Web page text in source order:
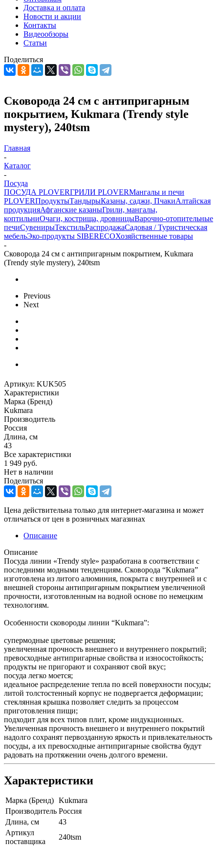
Доставка и оплата
Новости и акции
Контакты
Видеообзоры
Статьи
Поделиться
Сковорода 24 см с антипригарным
покрытием, Kukmara (Trendy style
mystery), 240tsm
Главная
-
Каталог
-
Посуда
ПОСУДА PLOVERГРИЛИ PLOVERМангалы и печи
PLOVERПродуктыТандырыКазаны, саджи, ПчакиАлтайская
продукцияАфганские казаныГрили, мангалы,
коптильниОчаги, кострища, дровницыВарочно-отопительные
печиСувенирыТекстильРаспродажаСадовая / Туристическая
мебельЭко-продукты SIBERECOХозяйственные товары
-
Сковорода 24 см с антипригарным покрытием, Kukmara
(Trendy style mystery), 240tsm
Previous
Next
Артикул: KUK505
Характеристики
Марка (Бренд)
Kukmara
Производитель
Россия
Длина, см
43
Все характеристики
1 949 руб.
Нет в наличии
Поделиться
Цена действительна только для интернет-магазина и может
отличаться от цен в розничных магазинах
Описание
Описание
Посуда линии «Trendy style» разработана в соответствии с
последними модными тенденциям. Сковорода “Kukmara”
изготовлена из литого алюминия, покрыта с внутренней и с
внешней стороны антипригарным покрытием увеличенной
прочности, изготовленным на водной основе по немецким
технологиям.
Особенности сковороды линии “Kukmara”:
супермодные цветовые решения;
увеличенная прочность внешнего и внутреннего покрытий;
превосходные антипригарные свойства и износостойкость;
продукты не пригорают и сохраняют свой вкус;
посуда легко моется;
идеальное распределение тепла по всей поверхности посуды;
литой толстостенный корпус не подвергается деформации;
стеклянная крышка позволяет следить за процессом
приготовления пищи;
подходит для всех типов плит, кроме индукционных.
Увеличенная прочность внешнего и внутреннего покрытий
надолго сохранят первозданную яркость и привлекательность
посуды, а их превосходные антипригарные свойства будут
радовать на протяжении очень долгого времени.
Характеристики
Марка (Бренд) Kukmara
Производитель Россия
Длина, см
43
Артикул
поставщика
240tsm